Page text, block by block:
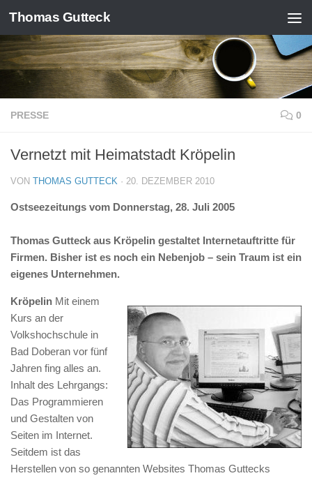
Zum Inhalt springen
Thomas Gutteck
PRESSE 0
Vernetzt mit Heimatstadt Kröpelin
VON THOMAS GUTTECK · 20. DEZEMBER 2010
Ostseezeitungs vom Donnerstag, 28. Juli 2005
Thomas Gutteck aus Kröpelin gestaltet Internetauftritte für
Firmen. Bisher ist es noch ein Nebenjob – sein Traum ist ein
eigenes Unternehmen.
Kröpelin Mit einem
Kurs an der
Volkshochschule in
Bad Doberan vor fünf
Jahren fing alles an.
Inhalt des Lehrgangs:
Das Programmieren
und Gestalten von
Seiten im Internet.
Seitdem ist das
Herstellen von so genannten Websites Thomas Guttecks